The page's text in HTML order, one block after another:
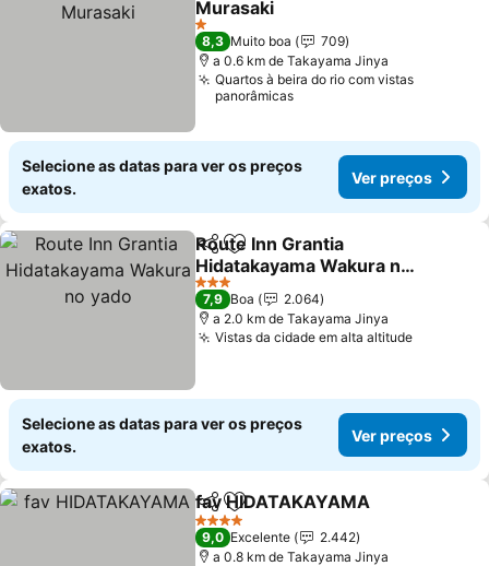
Murasaki
Ver preços
1 Estrelas
8,3 Muito boa
709
a 0.6 km de Takayama Jinya
Quartos à beira do rio com vistas
panorâmicas
Selecione as datas para ver os preços
exatos.
Ver preços
PartilharAdicionar aos favoritos
Route Inn Grantia
Hidatakayama Wakura no
yado
Ver preços
3 Estrelas
7,9 Boa
2.064
a 2.0 km de Takayama Jinya
Vistas da cidade em alta altitudeVer
Selecione as datas para ver os preços
exatos.
Ver preços
PartilharAdicionar aos favoritos
fav HIDATAKAYAMA
4 Estrelas
9,0 Excelente
2.442
a 0.8 km de Takayama Jinya